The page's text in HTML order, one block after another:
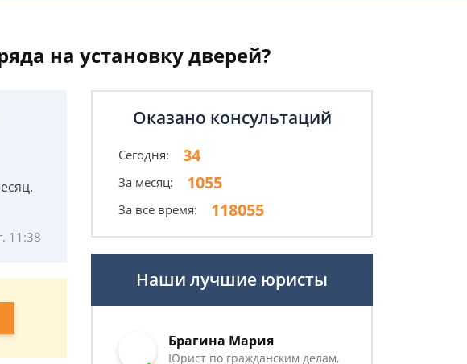
на установку дверей?
11:38
Оказано консультаций
Сегодня: 34
За месяц: 1055
За все время: 118055
Наши лучшие юристы
Брагина Мария
Юрист по гражданским делам,